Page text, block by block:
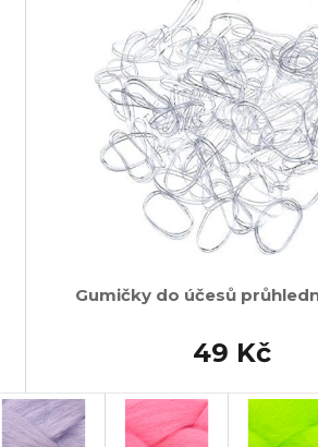
Gumičky do účesů
49 Kč